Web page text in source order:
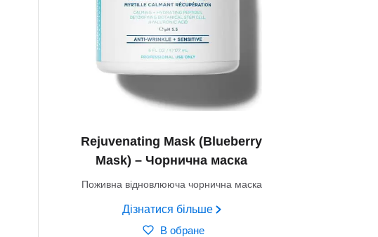
Rejuvenating Mask (Blueberry
Mask) – Чорнична маска
Поживна відновлююча чорнична маска
Дізнатися більше
В обране